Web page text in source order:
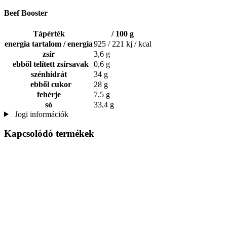
Beef Booster
Tápérték
/ 100 g
energia tartalom / energia925 / 221 kj / kcal
zsír
3,6 g
ebből telített zsírsavak 0,6 g
szénhidrát
34 g
ebből cukor
28 g
fehérje
7,5 g
só
33,4 g
Jogi információk
Kapcsolódó termékek